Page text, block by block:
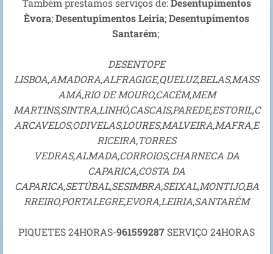
Também prestamos serviços de:Desentupimentos
Èvora;Desentupimentos Leiria;Desentupimentos
Santarém;
DESENTOPE
LISBOA,AMADORA,ALFRAGIGE,QUELUZ,BELAS,MASS
AMÁ,RIO DE MOURO,CACÉM,MEM
MARTINS,SINTRA,LINHÓ,CASCAIS,PAREDE,ESTORIL,C
ARCAVELOS,ODIVELAS,LOURES,MALVEIRA,MAFRA,E
RICEIRA,TORRES
VEDRAS,ALMADA,CORROIOS,CHARNECA DA
CAPARICA,COSTA DA
CAPARICA,SETÚBAL,SESIMBRA,SEIXAL,MONTIJO,BA
RREIRO,PORTALEGRE,EVORA,LEIRIA,SANTARÉM
PIQUETES 24HORAS-961559287 SERVIÇO 24HORAS